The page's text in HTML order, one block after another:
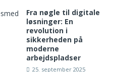
Fra nøgle til digitale
løsninger: En
revolution i
sikkerheden på
moderne
arbejdspladser
25. september 2025